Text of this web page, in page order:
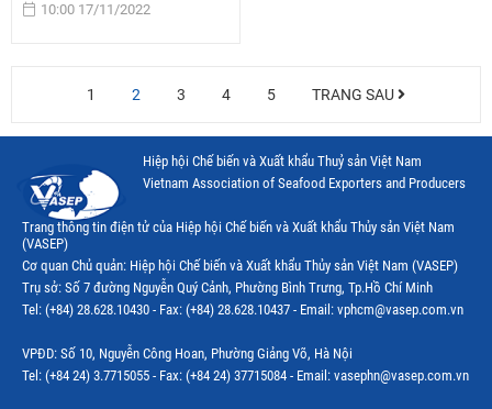
10:00 17/11/2022
1 2 3 4 5 TRANG SAU
Hiệp hội Chế biến và Xuất khẩu Thuỷ sản Việt Nam
Vietnam Association of Seafood Exporters and Producers
Trang thông tin điện tử của Hiệp hội Chế biến và Xuất khẩu Thủy sản Việt Nam
(VASEP)
Cơ quan Chủ quản: Hiệp hội Chế biến và Xuất khẩu Thủy sản Việt Nam (VASEP)
Trụ sở: Số 7 đường Nguyễn Quý Cảnh, Phường Bình Trưng, Tp.Hồ Chí Minh
Tel: (+84) 28.628.10430 - Fax: (+84) 28.628.10437 - Email: vphcm@vasep.com.vn
VPĐD: Số 10, Nguyễn Công Hoan, Phường Giảng Võ, Hà Nội
Tel: (+84 24) 3.7715055 - Fax: (+84 24) 37715084 - Email: vasephn@vasep.com.vn